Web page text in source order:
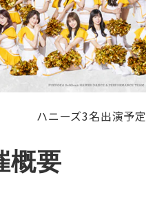
ハニーズ3名出演予定
概要